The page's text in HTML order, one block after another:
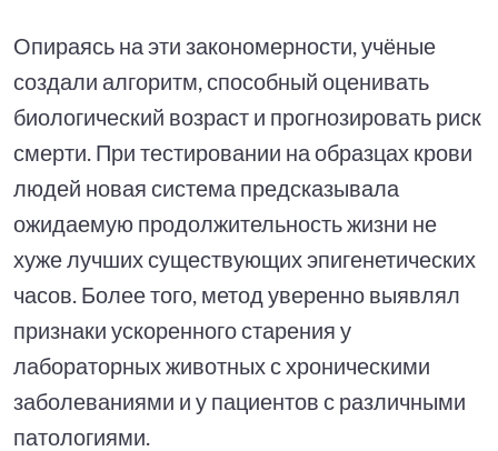
Опираясь на эти закономерности, учёные
создали алгоритм, способный оценивать
биологический возраст и прогнозировать риск
смерти. При тестировании на образцах крови
людей новая система предсказывала
ожидаемую продолжительность жизни не
хуже лучших существующих эпигенетических
часов. Более того, метод уверенно выявлял
признаки ускоренного старения у
лабораторных животных с хроническими
заболеваниями и у пациентов с различными
патологиями.